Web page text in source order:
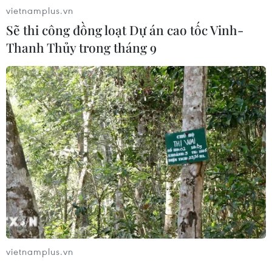
Sao Liverpool làm quen sân Mỹ
Đình, thoải mái trước khi đấu Việt Nam
10/11/2021 13:50
Ngôi sao sáng nhất của đội tuyển Nhật Bản, Takumi
Minamino đang chơi bóng cho Liverpool đã sẵn sàng
đối đầu Việt Nam ở trận đấu vào ngày mai (11/11) trên
sân khách Mỹ Đình.
vietnamplus.vn
Sẽ thi công đồng loạt Dự án cao tốc Vinh-
Thanh Thủy trong tháng 9
vietnamplus.vn